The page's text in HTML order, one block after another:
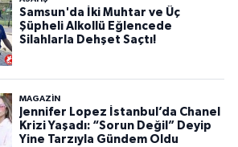
Samsun'da İki Muhtar ve Üç
Şüpheli Alkollü Eğlencede
Silahlarla Dehşet Saçtı!
MAGAZİN
Jennifer Lopez İstanbul’da Chanel
Krizi Yaşadı: “Sorun Değil” Deyip
Yine Tarzıyla Gündem Oldu